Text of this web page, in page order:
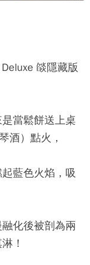
燄隱藏版
當鬆餅送上桌
酒）點火，
藍色火焰，吸
化後被剖為兩
！